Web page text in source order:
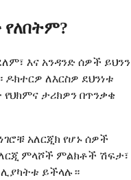
እና አንዳንድ ሰዎች ይህንን
ለእርስዎ ደህንነቱ
ታሪክዎን በጥንቃቄ
አለርጂክ የሆኑ ሰዎች
ምላሾች ምልክቶች ሽፍታ፣
ይችላሉ።